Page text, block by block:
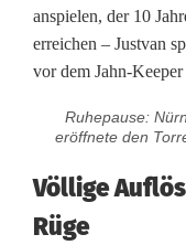
anspielen, der 10
erreichen – Justvan
vor dem Jahn-
Ruhepause:
eröffnete den
Völlige
Rüge